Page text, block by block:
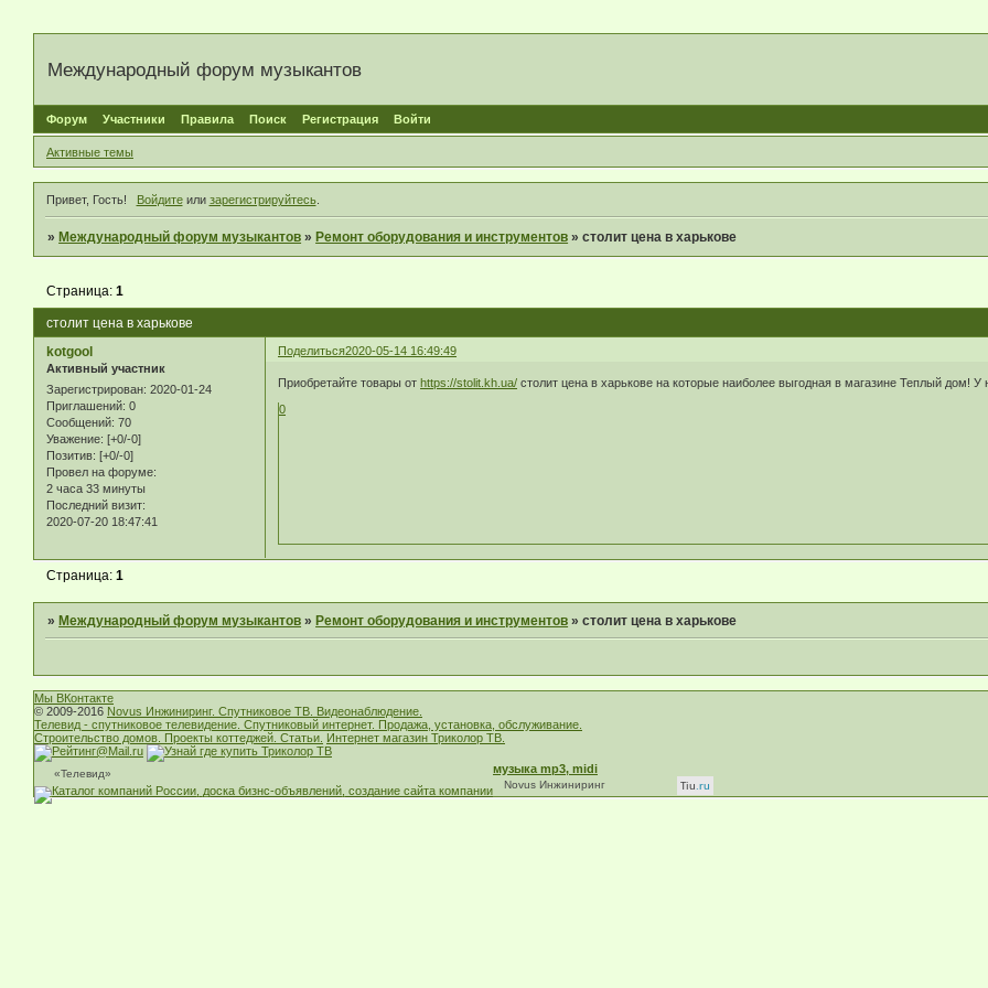
Международный форум музыкантов
Форум Участники Правила Поиск Регистрация Войти
Активные темы
Привет, Гость! Войдитеили зарегистрируйтесь.
» Международный форум музыкантов » Ремонт оборудования и инструментов »столит цена в харькове
столит цена в харькове
Страница:1
Поделиться2020-05-14 16:49:49
kotgool
Активный участник
Зарегистрирован: 2020-01-24
Приглашений: 0
Сообщений: 70
Уважение: [+0/-0]
Позитив: [+0/-0]
Провел на форуме:
2 часа 33 минуты
Последний визит:
2020-07-20 18:47:41
Приобретайте товары отhttps://stolit.kh.ua/ столит цена в харькове на которые наиболее выгодная в магазине Теплый дом!
0
Страница:1
» Международный форум музыкантов » Ремонт оборудования и инструментов »столит цена в харькове
Мы ВКонтакте
© 2009-2016 Novus Инжиниринг. Спутниковое ТВ. Видеонаблюдение.
Телевид - спутниковое телевидение. Спутниковый интернет. Продажа, установка, обслуживание.
Строительство домов. Проекты коттеджей. Статьи. Интернет магазин Триколор ТВ.
«Телевид» музыка mp3, midi
Novus Инжиниринг Tiu.ru